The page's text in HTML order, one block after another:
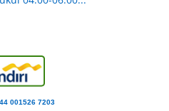
001526 7203